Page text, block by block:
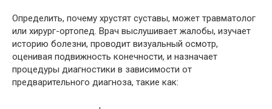
Определить, почему хрустят суставы, может травматолог
или хирург-ортопед. Врач выслушивает жалобы, изучает
историю болезни, проводит визуальный осмотр,
оценивая подвижность конечности, и назначает
процедуры диагностики в зависимости от
предварительного диагноза, такие как: